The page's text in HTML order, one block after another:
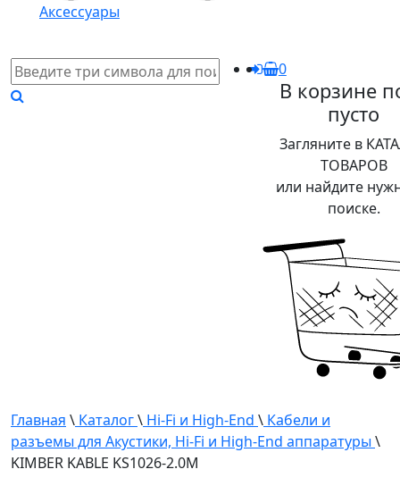
Аксессуары
0
В корзине
пусто
Загляните в
ТОВАРОВ
или найдите
поиске.
Главная \ Каталог\ Hi-Fi и High-End \ Кабели и
разъемы для Акустики, Hi-Fi и High-End аппаратуры \
KIMBER KABLE KS1026-2.0M